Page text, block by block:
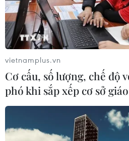
Tây Ninh thúc đẩy bình dân
số, tạo động lực phát triển
07/08/2026 07:17
Hàn Quốc đầu tư xây
K-Vietnam” gắn với hậu duệ
07/08/2026 06:30
vietnamplus.vn
Cơ cấu, số lượng, chế độ
phó khi sắp xếp cơ sở